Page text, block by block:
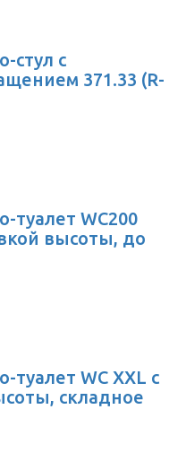
стул с
371.33 (R-
туалет WC200
высоты, до
туалет WC XXL с
складное